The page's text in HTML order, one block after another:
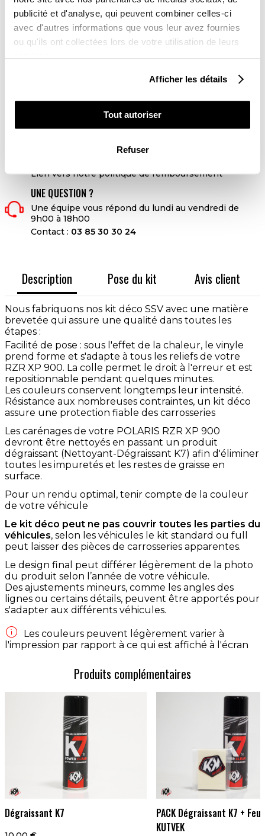
publicité et d'analyse, qui peuvent combiner celles-ci
avec d'autres informations que vous leur avez fournies
ou qu'ils ont collectées lors de votre utilisation de leurs
services.
Afficher les détails
Tout autoriser
Refuser
Kit Déco sans personnalisation : 3 à 5 jours ouvrés
Kit Déco avec personnalisation : 10 jours ouvrés

LIVRAISON
Livraison partout dans le monde 24-48h ouvrées
PAIEMENTS SÉCURISÉS
4x sans frais avec Paypal
Lien vers notre politique de remboursement
UNE QUESTION ?
Une équipe vous répond du lundi au vendredi de
9h00 à 18h00
Contact : 03 85 30 30 24
Description Pose du kit Avis client
Nous fabriquons nos kit déco SSV avec une matière
brevetée qui assure une qualité dans toutes les
étapes :
Facilité de pose : sous l'effet de la chaleur, le vinyle
prend forme et s'adapte à tous les reliefs de votre
RZR XP 900. La colle permet le droit à l'erreur et est
repositionnable pendant quelques minutes.
Les couleurs conservent longtemps leur intensité.
Résistance aux nombreuses contraintes, un kit déco
assure une protection fiable des carrosseries
Les carénages de votre POLARIS RZR XP 900
devront être nettoyés en passant un produit
dégraissant (Nettoyant-Dégraissant K7) afin d'éliminer
toutes les impuretés et les restes de graisse en
surface.
Pour un rendu optimal, tenir compte de la couleur
de votre véhicule
Le kit déco peut ne pas couvrir toutes les parties du
véhicules, selon les véhicules le kit standard ou full
peut laisser des pièces de carrosseries apparentes.
Le design final peut différer légèrement de la photo
du produit selon l’année de votre véhicule.
Des ajustements mineurs, comme les angles des
lignes ou certains détails, peuvent être apportés pour
s'adapter aux différents véhicules.

Les couleurs peuvent légèrement varier à
l'impression par rapport à ce qui est affiché à l'écran
Produits complémentaires
Dégraissant K7
PACK Dégraissant K7 +
KUTVEK